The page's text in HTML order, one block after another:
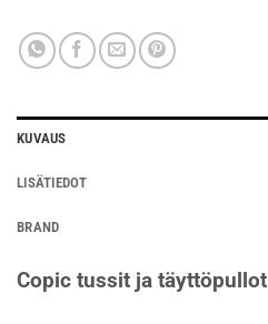
KUVAUS
LISÄTIEDOT
BRAND
Copic tussit ja täyttöpullot